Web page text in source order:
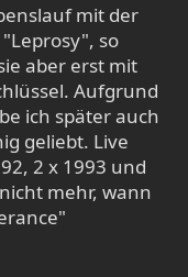
mit der
so
aber erst mit
Aufgrund
ich später auch
geliebt. Live
2 x 1993 und
mehr, wann